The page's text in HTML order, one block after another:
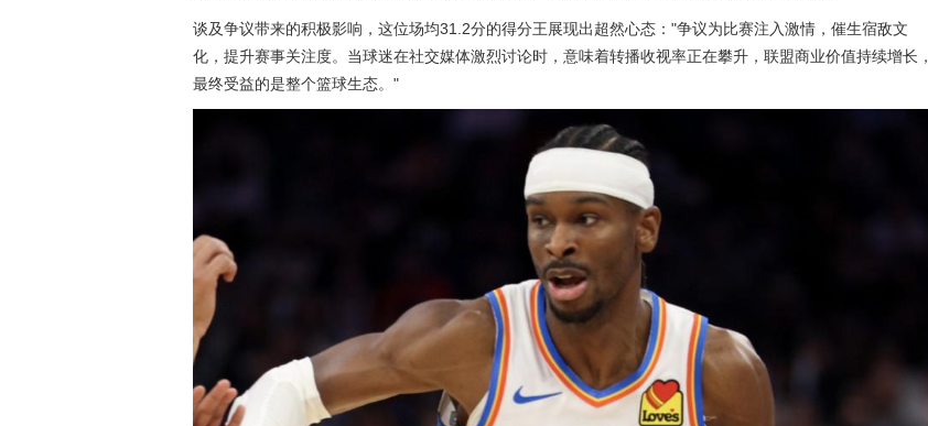
谈及争议带来的积极影响，这位场均31.2分的得分王展现出超然心态："争议为比赛注入激情，催生宿敌文
化，提升赛事关注度。当球迷在社交媒体激烈讨论时，意味着转播收视率正在攀升，联盟商业价值持续增长，
最终受益的是整个篮球生态。"